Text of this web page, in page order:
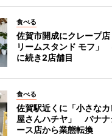
食べる
佐賀市開成にクレープ店
リームスタンド モフ」
に続き2店舗目
食べる
佐賀駅近くに「小さなカ
屋さんハチヤ」 バナナ
ース店から業態転換